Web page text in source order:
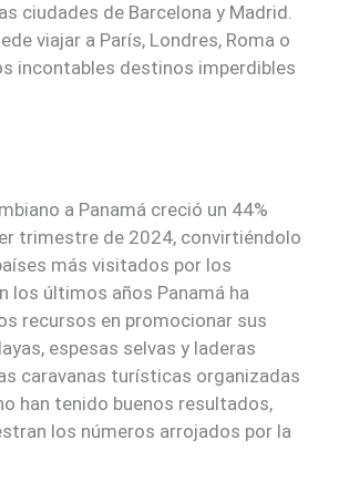
ciudades de Barcelona y Madrid.
viajar a París, Londres, Roma o
incontables destinos imperdibles
a Panamá creció un 44%
trimestre de 2024, convirtiéndolo
más visitados por los
los últimos años Panamá ha
recursos en promocionar sus
espesas selvas y laderas
caravanas turísticas organizadas
han tenido buenos resultados,
los números arrojados por la